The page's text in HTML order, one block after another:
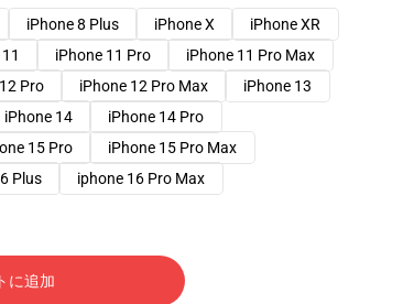
iPhone 8 Plus iPhone X
iPhone XR
iPhone 11 Pro
iPhone 11 Pro Max
Pro iPhone 12 Pro Max
iPhone 13
iPhone 14
iPhone 14 Pro
15 Pro
iPhone 15 Pro Max
Plus iphone 16 Pro Max
に追加